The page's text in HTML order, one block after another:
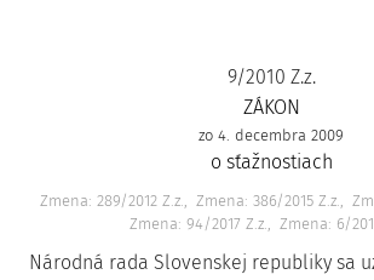
9/2010 Z.z.
ZÁKON
zo 4. decembra 2009
o sťažnostiach
Zmena: 289/2012 Z.z. Zmena: 386/2015 Z.z.
Zmena: 94/2017 Z.z.
Zmena: 6/
Národná rada Slovenskej republiky sa